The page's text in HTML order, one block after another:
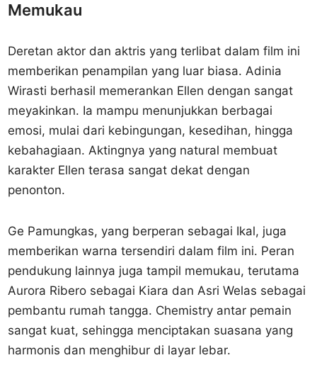
Memukau
Deretan aktor dan aktris yang terlibat dalam film ini
memberikan penampilan yang luar biasa. Adinia
Wirasti berhasil memerankan Ellen dengan sangat
meyakinkan. Ia mampu menunjukkan berbagai
emosi, mulai dari kebingungan, kesedihan, hingga
kebahagiaan. Aktingnya yang natural membuat
karakter Ellen terasa sangat dekat dengan
penonton.
Ge Pamungkas, yang berperan sebagai Ikal, juga
memberikan warna tersendiri dalam film ini. Peran
pendukung lainnya juga tampil memukau, terutama
Aurora Ribero sebagai Kiara dan Asri Welas sebagai
pembantu rumah tangga. Chemistry antar pemain
sangat kuat, sehingga menciptakan suasana yang
harmonis dan menghibur di layar lebar.